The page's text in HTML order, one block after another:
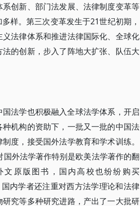
创新、部门法发展、法律制度变革等
样。第三次变革发生于21世纪初期，
法律体系和推进法律国际化、全球化
的创新，步入了阵地大扩张、队伍大
法学也积极融入全球法学体系，开启
机构的资助下，一批又一批的中国法
度，接受国外法学教育和学术训练。
外法学著作特别是欧美法学著作的翻
原版图书，国内高校也纷纷购买
内学者还注重对西方法学理论和法律
究等多种研究进路，产出了一大批研